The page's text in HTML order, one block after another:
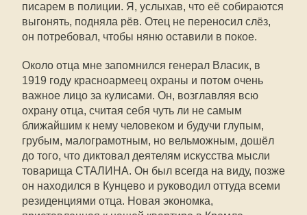
писарем в полиции. Я, услыхав, что её собираются
выгонять, подняла рёв. Отец не переносил слёз,
он потребовал, чтобы няню оставили в покое.
Около отца мне запомнился генерал Власик, в
1919 году красноармеец охраны и потом очень
важное лицо за кулисами. Он, возглавляя всю
охрану отца, считая себя чуть ли не самым
ближайшим к нему человеком и будучи глупым,
грубым, малограмотным, но вельможным, дошёл
до того, что диктовал деятелям искусства мысли
товарища CTAЛИНА. Он был всегда на виду, позже
он находился в Кунцево и руководил оттуда всеми
резиденциями отца. Новая экономка,